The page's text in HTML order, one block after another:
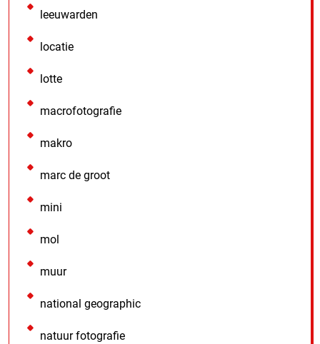
leeuwarden
locatie
lotte
macrofotografie
makro
marc de groot
mini
mol
muur
national geographic
natuur fotografie